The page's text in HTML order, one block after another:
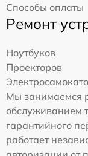
Способы оплаты
Ремонт
Ноутбуков
Проекторов
Мы занимаемся
обслуживанием
гарантийного
работает